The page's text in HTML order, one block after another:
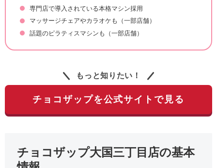
専門店で導入されている本格マシン採用
マッサージチェアやカラオケも（一部店舗）
話題のピラティスマシンも（一部店舗）
もっと知りたい！
チョコザップを公式サイトで見る
チョコザップ大国三丁目店の基本